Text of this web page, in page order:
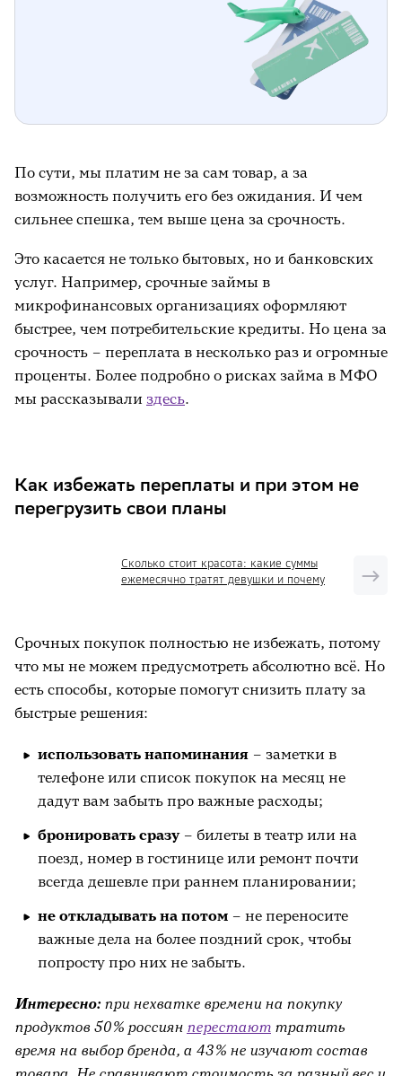
останется номеров на нужные даты и
придётся искать другое жильё;
билеты на самолёт – на популярные
рейсы в 2-3 раза дороже, а ещё плата
По сути, мы платим не за сам товар, а за
возможность получить его без ожидания. И чем
сильнее спешка, тем выше цена за срочность.
Это касается не только бытовых, но и банковских
услуг. Например, срочные займы в
микрофинансовых организациях оформляют
быстрее, чем потребительские кредиты. Но цена за
срочность – переплата в несколько раз и огромные
проценты. Более подробно о рисках займа в МФО
мы рассказывали здесь.
Как избежать переплаты и при этом не
перегрузить свои планы
Сколько стоит красота: какие суммы
ежемесячно тратят девушки и почему
Срочных покупок полностью не избежать, потому
что мы не можем предусмотреть абсолютно всё. Но
есть способы, которые помогут снизить плату за
быстрые решения:
использовать напоминания – заметки в
телефоне или список покупок на месяц не
дадут вам забыть про важные расходы;
бронировать сразу– билеты в театр или на
поезд, номер в гостинице или ремонт почти
всегда дешевле при раннем планировании;
не откладывать на потом – не переносите
важные дела на более поздний срок, чтобы
попросту про них не забыть.
Интересно:при нехватке времени на покупку
продуктов 50% россиян перестают тратить
время на выбор бренда, а 43% не изучают состав